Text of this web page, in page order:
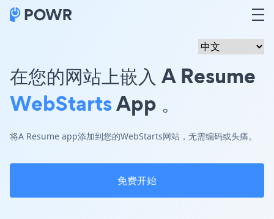
在您的网站上嵌入 A Resume
WebStartsApp 。
将A Resume app添加到您的WebStarts网站，无需编码或头痛。
免费开始